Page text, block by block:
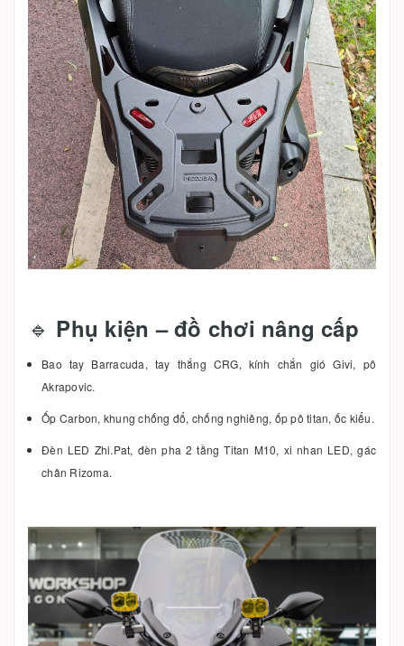
🔹 Phụ kiện – đồ chơi nâng cấp
Bao tay Barracuda, tay thắng CRG, kính chắn gió Givi, pô
Akrapovic.
Ốp Carbon, khung chống đổ, chống nghiêng, ốp pô titan, ốc kiểu.
Đèn LED Zhi.Pat, đèn pha 2 tầng Titan M10, xi nhan LED, gác
chân Rizoma.